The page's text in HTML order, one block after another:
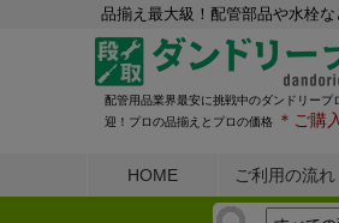
品揃え最大級！配管部品や水栓
配管用品業界最安に挑戦中のダンドリー
迎！プロの品揃えとプロの価格
＊ご購
HOME ご利用の流れ